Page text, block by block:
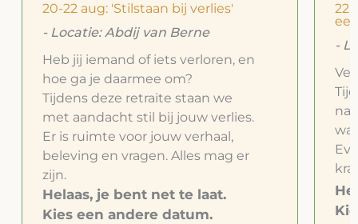
20-22 aug: 'Stilstaan bij verlies'
- Locatie: Abdij van Berne
Heb jij iemand of iets verloren, en
hoe ga je daarmee om?
Tijdens deze retraite staan we
met aandacht stil bij jouw verlies.
Er is ruimte voor jouw verhaal,
beleving en vragen. Alles mag er
zijn.
Helaas, je bent net te laat.
Kies een andere datum.
22-
-